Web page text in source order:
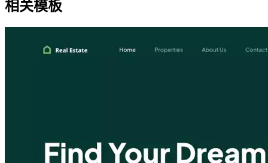
相关模板